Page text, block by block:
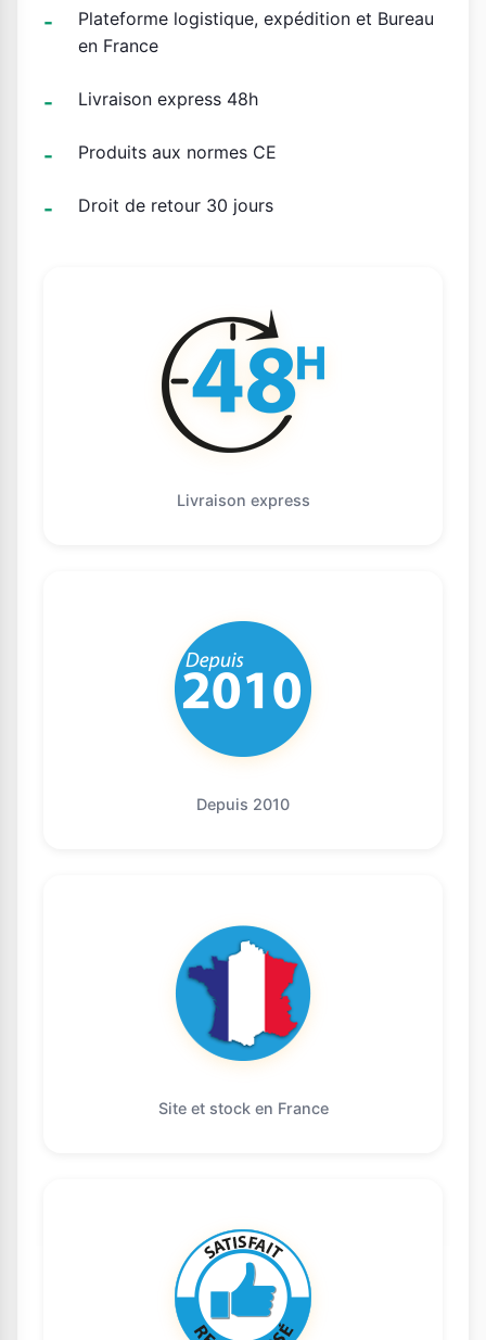
Plateforme logistique, expédition et Bureau
en France
Livraison express 48h
Produits aux normes CE
Droit de retour 30 jours
Livraison express
Depuis 2010
Site et stock en France